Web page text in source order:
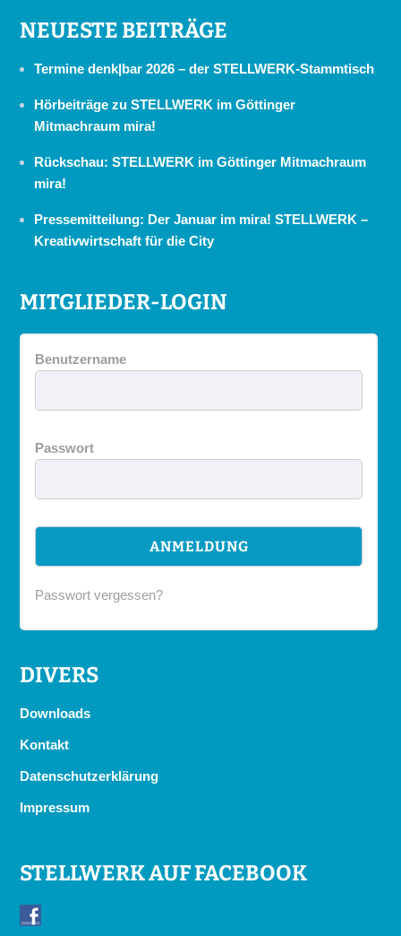
NEUESTE BEITRÄGE
Termine denk|bar 2026 – der STELLWERK-Stammtisch
Hörbeiträge zu STELLWERK im Göttinger
Mitmachraum mira!
Rückschau: STELLWERK im Göttinger Mitmachraum
mira!
Pressemitteilung: Der Januar im mira! STELLWERK –
Kreativwirtschaft für die City
MITGLIEDER-LOGIN
Benutzername
Passwort
Passwort vergessen?
DIVERS
Downloads
Kontakt
Datenschutzerklärung
Impressum
STELLWERK AUF FACEBOOK